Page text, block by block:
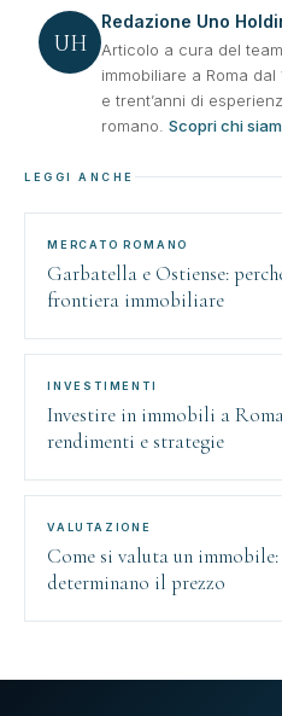
UH
Redazione Uno
Articolo a cura del
immobiliare a Roma
e trent’anni di
romano. Scopri chi
LEGGI ANCHE
MERCATO ROMANO
Garbatella e Ostiense:
frontiera immobiliare
INVESTIMENTI
Investire in immobili a
rendimenti e strategie
VALUTAZIONE
Come si valuta un
determinano il prezzo